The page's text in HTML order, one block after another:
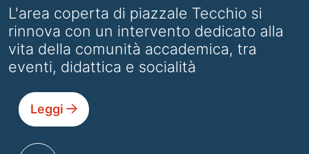
L'area coperta di piazzale Tecchio si
rinnova con un intervento dedicato alla
vita della comunità accademica, tra
eventi, didattica e socialità
Leggi